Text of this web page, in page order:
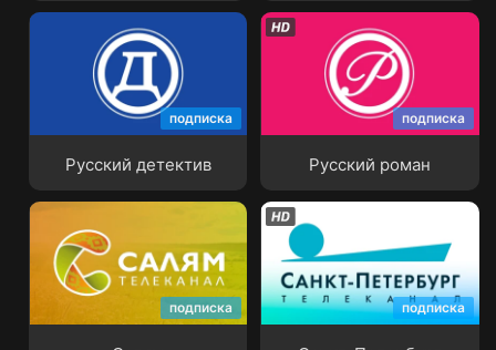
подписка
Русский детектив
Русский детектив
подписка
Русский роман
Русский роман
подписка подписка
Санкт-Петербург